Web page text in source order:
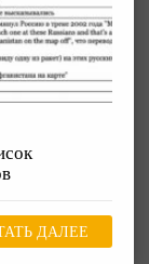
ДАЛЕЕ